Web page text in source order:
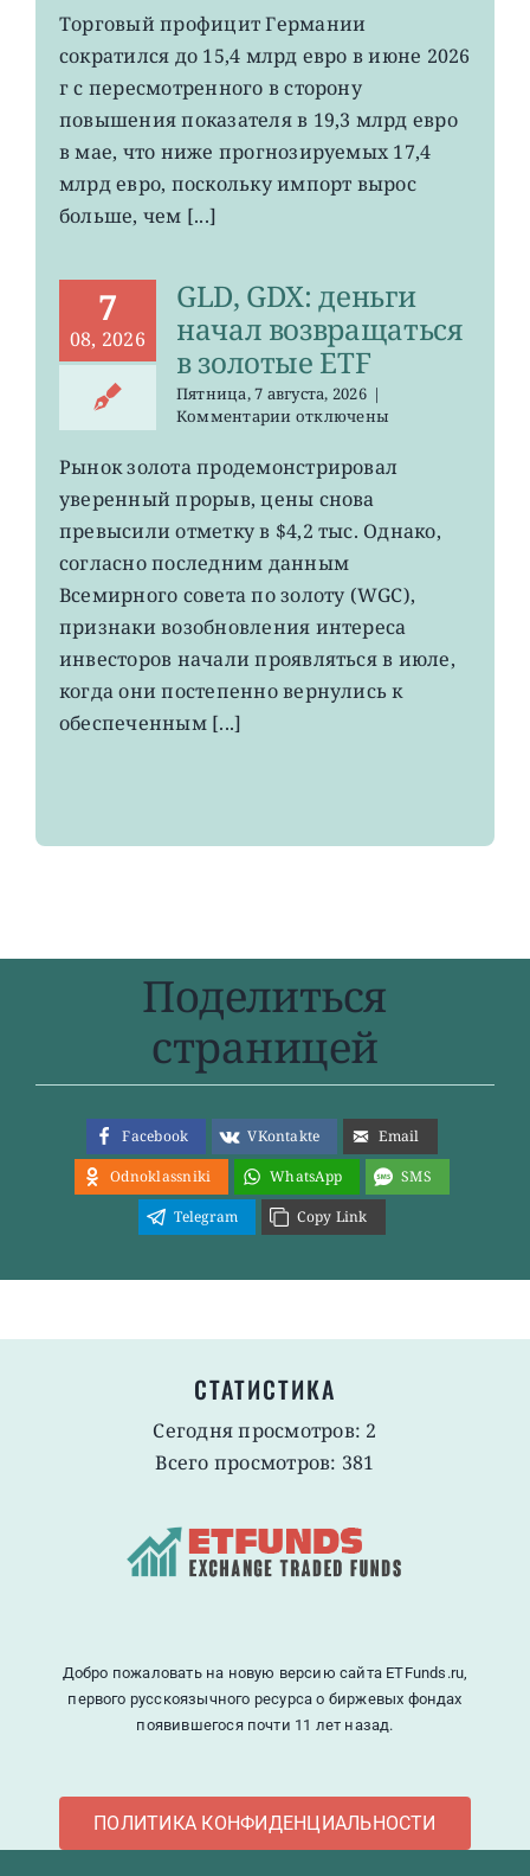
EWG:
немецкий
экспорт
вырос
4-
летнего
Торговый профицит Германии
сократился до 15,4 млрд евро в июне 2026
г с пересмотренного в сторону
повышения показателя в 19,3 млрд евро
в мае, что ниже прогнозируемых 17,4
млрд евро, поскольку импорт вырос
больше, чем [...]
7
08, 2026
GLD, GDX: деньги
начал возвращаться
в золотые ETF
Пятница, 7 августа, 2026 |
Комментариик
GLD,
GDX:
деньги
начал
в
золотые
отключены
Рынок золота продемонстрировал
уверенный прорыв, цены снова
превысили отметку в $4,2 тыс. Однако,
согласно последним данным
Всемирного совета по золоту (WGC),
признаки возобновления интереса
инвесторов начали проявляться в июле,
когда они постепенно вернулись к
обеспеченным [...]
Поделиться
страницей
Facebook VKontakte
Email
Odnoklassniki
WhatsApp
SMS
Telegram
Copy Link
СТАТИСТИКА
Сегодня просмотров: 2
Всего просмотров: 381
Добро пожаловать на новую версию сайта ETFunds.ru,
первого русскоязычного ресурса о биржевых фондах
появившегося почти 11 лет назад.
ПОЛИТИКА КОНФИДЕНЦИАЛЬНОСТИ